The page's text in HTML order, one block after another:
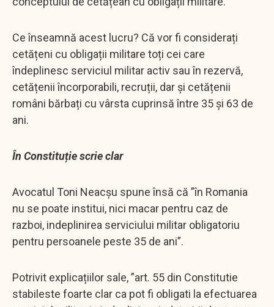
Ce înseamnă acest lucru? Că vor fi considerați
cetățeni cu obligații militare toți cei care
îndeplinesc serviciul militar activ sau în rezervă,
cetățenii încorporabili, recruții, dar și cetățenii
români bărbați cu vârsta cuprinsă între 35 și 63 de
ani.
În Constituție scrie clar
Avocatul Toni Neacșu spune însă că ”în Romania
nu se poate institui, nici macar pentru caz de
razboi, indeplinirea serviciului militar obligatoriu
pentru persoanele peste 35 de ani”.
Potrivit explicațiilor sale, ”art. 55 din Constitutie
stabileste foarte clar ca pot fi obligati la efectuarea